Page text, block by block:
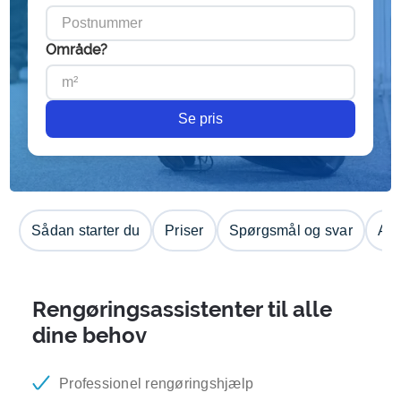
Område?
Se pris
Sådan starter du Priser Spørgsmål og svar
Rengøringsassistenter til alle
dine behov
Professionel rengøringshjælp